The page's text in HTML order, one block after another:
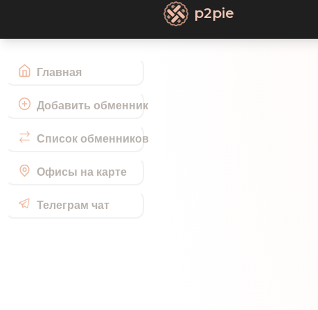
Главная
Добавить обменник
Список обменников
Офисы на карте
Телеграм чат
p2pie